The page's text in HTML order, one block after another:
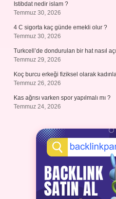
Istibdat nedir islam ?
Temmuz 30, 2026
4 C sigorta kaç günde emekli olur ?
Temmuz 30, 2026
Turkcell’de dondurulan bir hat nasıl
Temmuz 29, 2026
Koç burcu erkeği fiziksel olarak
Temmuz 26, 2026
Kas ağrısı varken spor yapılmalı mı ?
Temmuz 24, 2026